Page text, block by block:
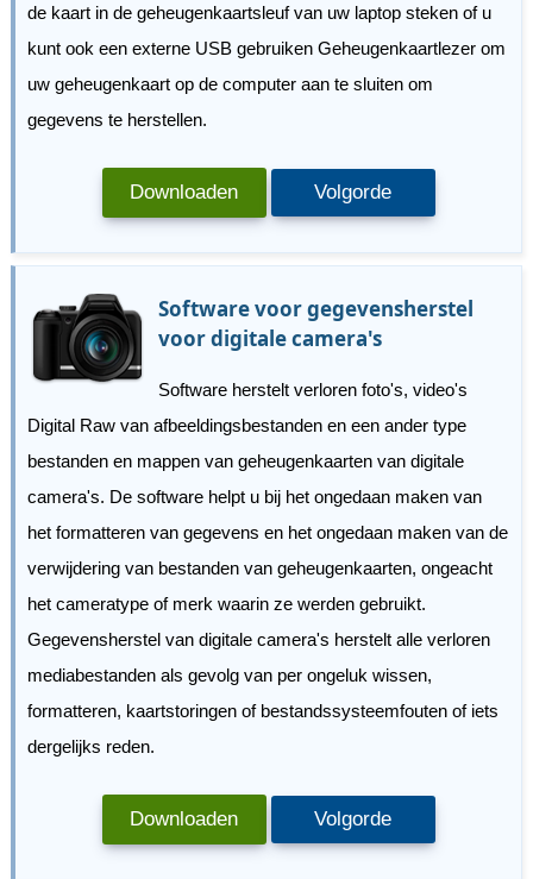
de kaart in de geheugenkaartsleuf van uw laptop steken of u
kunt ook een externe USB gebruiken Geheugenkaartlezer om
uw geheugenkaart op de computer aan te sluiten om
gegevens te herstellen.
Downloaden Volgorde
Software voor gegevensherstel
voor digitale camera's
Software herstelt verloren foto's, video's
Digital Raw van afbeeldingsbestanden en een ander type
bestanden en mappen van geheugenkaarten van digitale
camera's. De software helpt u bij het ongedaan maken van
het formatteren van gegevens en het ongedaan maken van de
verwijdering van bestanden van geheugenkaarten, ongeacht
het cameratype of merk waarin ze werden gebruikt.
Gegevensherstel van digitale camera's herstelt alle verloren
mediabestanden als gevolg van per ongeluk wissen,
formatteren, kaartstoringen of bestandssysteemfouten of iets
dergelijks reden.
Downloaden Volgorde